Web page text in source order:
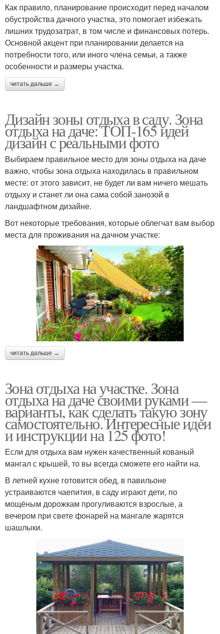
Как правило, планирование происходит перед началом
обустройства дачного участка, это помогает избежать
лишних трудозатрат, в том числе и финансовых потерь.
Основной акцент при планировании делается на
потребности того, или иного члена семьи, а также
особенности и размеры участка.
читать дальше →
Дизайн зоны отдыха в саду. Зона
отдыха на даче: ТОП-165 идей
дизайн с реальными фото
Выбираем правильное место для зоны отдыха на даче
важно, чтобы зона отдыха находилась в правильном
месте: от этого зависит, не будет ли вам ничего мешать
отдыху и станет ли она сама собой занозой в
ландшафтном дизайне.
Вот некоторые требования, которые облегчат вам выбор
места для проживания на дачном участке:
читать дальше →
Зона отдыха на участке. Зона
отдыха на даче своими руками —
варианты, как сделать такую зону
самостоятельно. Интересные идеи
и инструкции на 125 фото!
Если для отдыха вам нужен качественный кованый
мангал с крышей, то вы всегда сможете его найти на.
В летней кухне готовится обед, в павильоне
устраиваются чаепития, в саду играют дети, по
мощёным дорожкам прогуливаются взрослые, а
вечером при свете фонарей на мангале жарятся
шашлыки.